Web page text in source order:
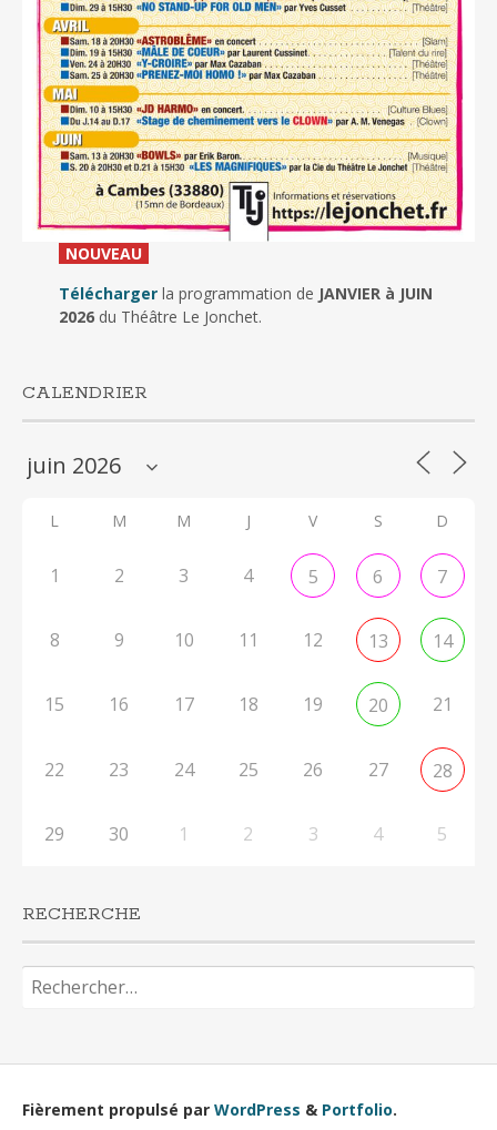
NOUVEAU_
Télécharger la programmation de JANVIER à JUIN
2026du Théâtre Le Jonchet.
CALENDRIER
L M M J V S D
1 2 3 4 5 6 7
8 9 10 11 12 13 14
15 16 17 18 19 20 21
22 23 24 25 26 27 28
29 30 1 2 3 4 5
RECHERCHE
Rechercher :
Fièrement propulsé par WordPress & Portfolio.